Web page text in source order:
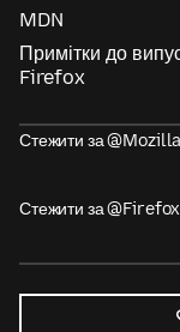
MDN
Примітки до
Firefox
Стежити за @Mozilla
Стежити за @Firefox